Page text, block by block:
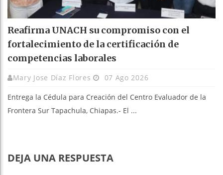
Reafirma UNACH su compromiso con el
fortalecimiento de la certificación de
competencias laborales
Mary Jose Díaz Flores 07 Ago 2026
Entrega la Cédula para Creación del Centro Evaluador de la
Frontera Sur Tapachula, Chiapas.- El ...
DEJA UNA RESPUESTA